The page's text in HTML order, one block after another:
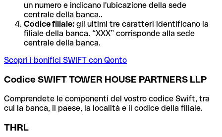
un numero e indicano l'ubicazione della sede
centrale della banca..
Codice filiale: gli ultimi tre caratteri identificano la
filiale della banca. “XXX” corrisponde alla sede
centrale della banca.
Scopri i bonifici SWIFT con Qonto
Codice SWIFT TOWER HOUSE PARTNERS LLP
Comprendete le componenti del vostro codice Swift, tra
cui la banca, il paese, la località e il codice della filiale.
THRL